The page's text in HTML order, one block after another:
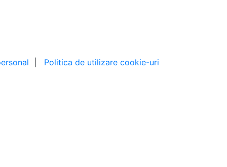
Politica de utilizare cookie-uri